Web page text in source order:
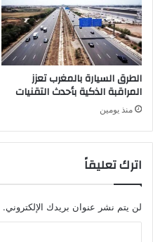
الطرق السيارة بالمغرب تعزز
المراقبة الذكية بأحدث التقنيات
منذ يومين
اترك تعليقاً
لن يتم نشر عنوان بريدك الإلكتروني.